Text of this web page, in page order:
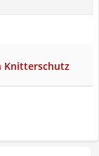
Knitterschutz